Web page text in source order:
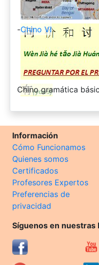
-Chino VI
-
Chino gramática
Información
Cómo Funcionamos
Quienes somos
Certificados
Profesores Expertos
Preferencias de
privacidad
Síguenos en nuestras